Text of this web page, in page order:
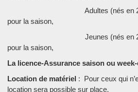
Adultes (nés en 2009
pour la saison,
Jeunes (nés en 2010
pour la saison,
La licence-Assurance saison ou
Location de matériel : Pour ceux qui
location sera possible sur place.